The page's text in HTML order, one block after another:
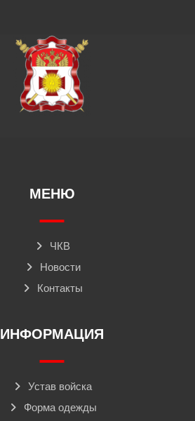
МЕНЮ
ЧКВ
Новости
Контакты
ИНФОРМАЦИЯ
Устав войска
Форма одежды